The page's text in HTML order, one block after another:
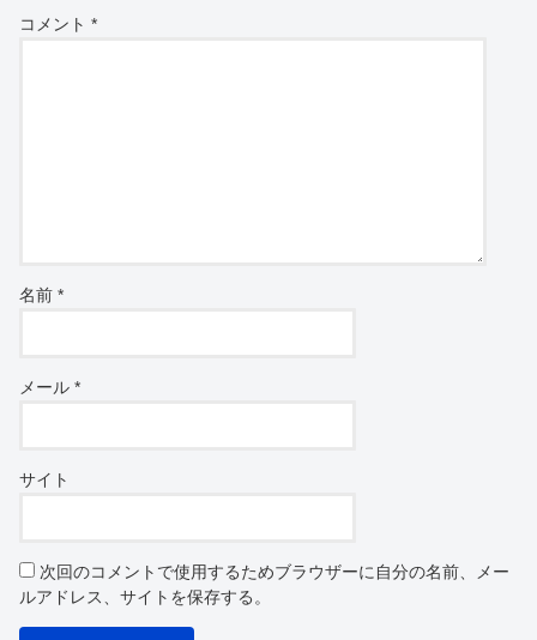
コメント*
名前*
メール*
サイト
次回のコメントで使用するためブラウザーに自分の名前、メー
ルアドレス、サイトを保存する。